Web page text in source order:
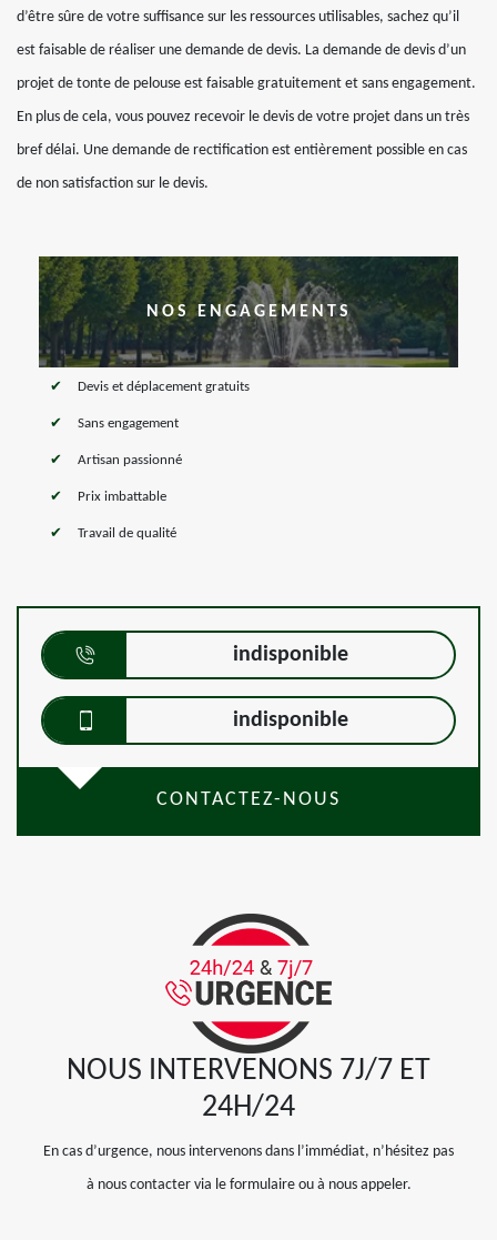
d’être sûre de votre suffisance sur les ressources utilisables, sachez qu’il
est faisable de réaliser une demande de devis. La demande de devis d’un
projet de tonte de pelouse est faisable gratuitement et sans engagement.
En plus de cela, vous pouvez recevoir le devis de votre projet dans un très
bref délai. Une demande de rectification est entièrement possible en cas
de non satisfaction sur le devis.
NOS ENGAGEMENTS
Devis et déplacement gratuits
Sans engagement
Artisan passionné
Prix imbattable
Travail de qualité
indisponible
indisponible
CONTACTEZ-NOUS
NOUS INTERVENONS 7J/7 ET
24H/24
En cas d’urgence, nous intervenons dans l’immédiat, n’hésitez pas
à nous contacter via le formulaire ou à nous appeler.